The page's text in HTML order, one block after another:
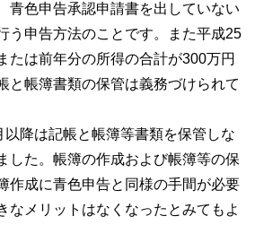
青色申告承認申請書を出していない
う申告方法のことです。また平成25
たは前年分の所得の合計が300万円
と帳簿書類の保管は義務づけられて
以降は記帳と帳簿等書類を保管しな
した。帳簿の作成および帳簿等の保
作成に青色申告と同様の手間が必要
なメリットはなくなったとみてもよ